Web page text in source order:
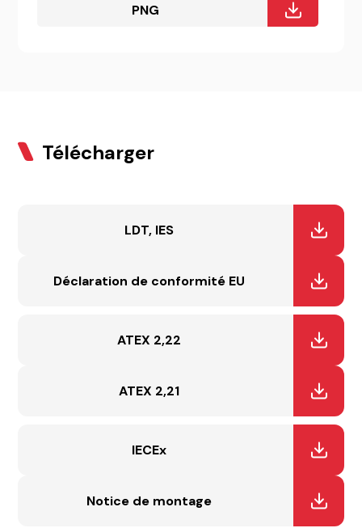
PNG
Télécharger
LDT, IES
Déclaration de conformité EU
ATEX 2,22
ATEX 2,21
IECEx
Notice de montage